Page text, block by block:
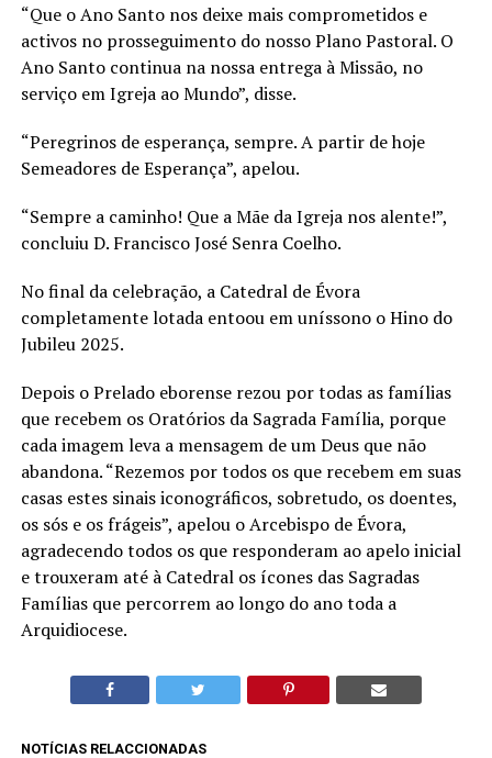
“Que o Ano Santo nos deixe mais comprometidos e
activos no prosseguimento do nosso Plano Pastoral. O
Ano Santo continua na nossa entrega à Missão, no
serviço em Igreja ao Mundo”, disse.
“Peregrinos de esperança, sempre. A partir de hoje
Semeadores de Esperança”, apelou.
“Sempre a caminho! Que a Mãe da Igreja nos alente!”,
concluiu D. Francisco José Senra Coelho.
No final da celebração, a Catedral de Évora
completamente lotada entoou em uníssono o Hino do
Jubileu 2025.
Depois o Prelado eborense rezou por todas as famílias
que recebem os Oratórios da Sagrada Família, porque
cada imagem leva a mensagem de um Deus que não
abandona. “Rezemos por todos os que recebem em suas
casas estes sinais iconográficos, sobretudo, os doentes,
os sós e os frágeis”, apelou o Arcebispo de Évora,
agradecendo todos os que responderam ao apelo inicial
e trouxeram até à Catedral os ícones das Sagradas
Famílias que percorrem ao longo do ano toda a
Arquidiocese.
NOTÍCIAS RELACCIONADAS